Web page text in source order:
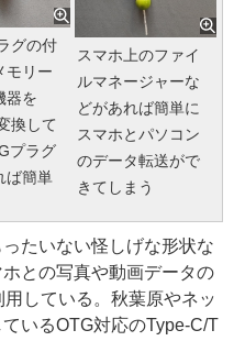
グの付
モリー
器を
換して
プラグ
ば簡単
スマホ上のファイ
ルマネージャーな
どがあれば簡単に
スマホとパソコン
のデータ転送がで
きてしまう
たいない怪しげな形状な
との写真や動画データの
している。秋葉原やネッ
いるOTG対応のType-C/T